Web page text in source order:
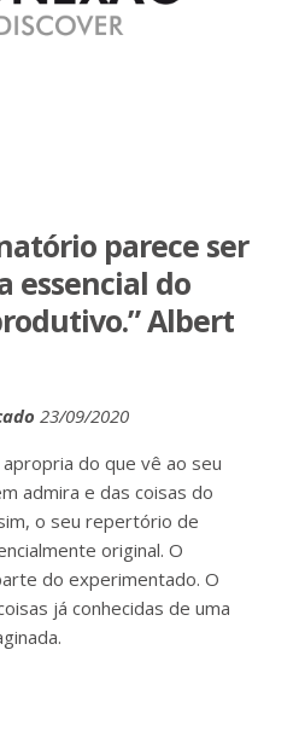
parece ser
essencial do
Albert
23/09/2020
do que vê ao seu
admira e das coisas do
o seu repertório de
original. O
do experimentado. O
já conhecidas de uma